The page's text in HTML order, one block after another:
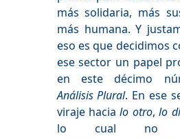
más solidaria, más
más humana. Y
eso es que decidimos
ese sector un papel
en este décimo
Análisis Plural. En ese
viraje hacialo otro,lo
lo cual no